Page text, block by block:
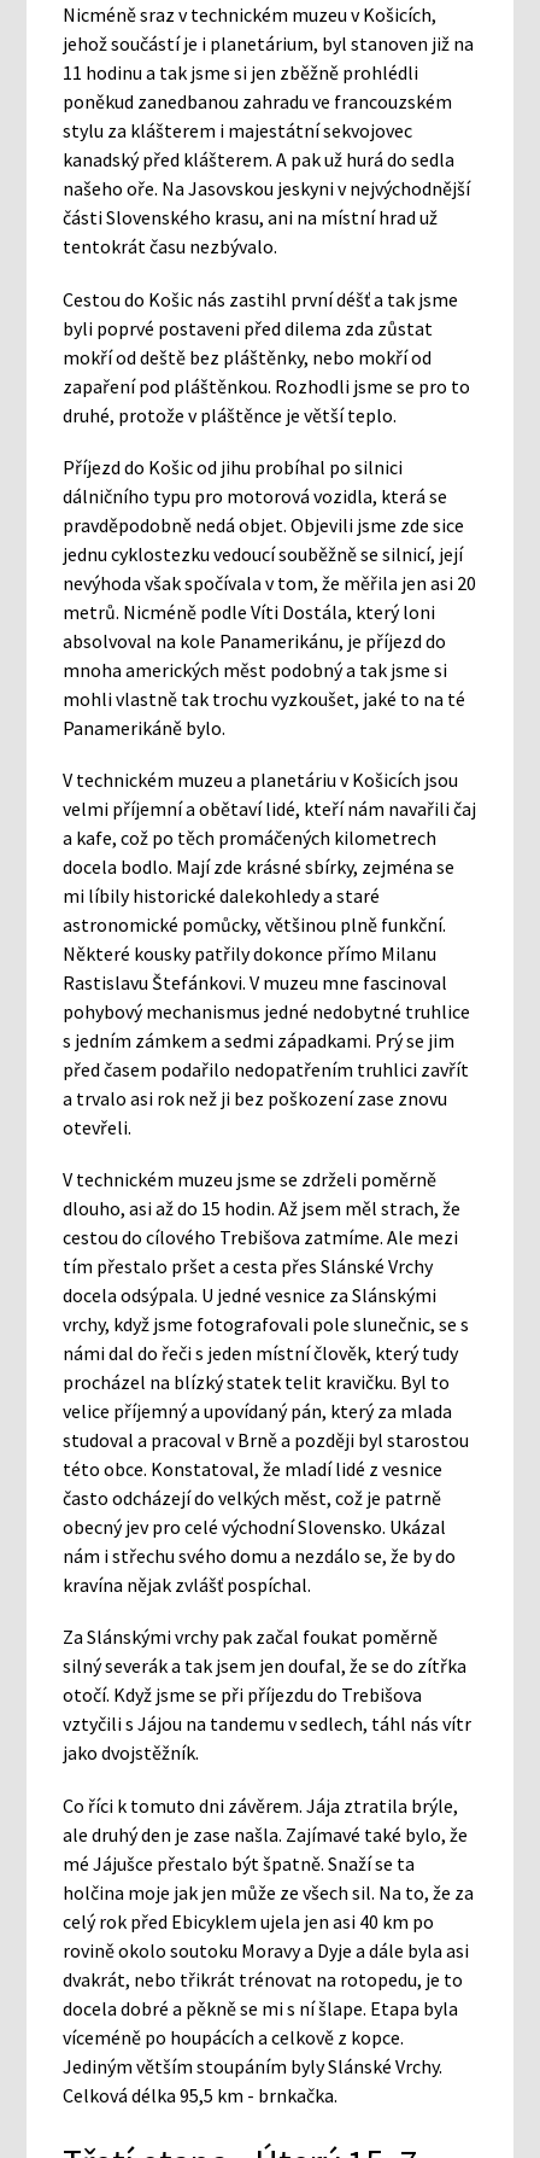
Nicméně sraz v technickém muzeu v Košicích,
jehož součástí je i planetárium, byl stanoven již na
11 hodinu a tak jsme si jen zběžně prohlédli
poněkud zanedbanou zahradu ve francouzském
stylu za klášterem i majestátní sekvojovec
kanadský před klášterem. A pak už hurá do sedla
našeho oře. Na Jasovskou jeskyni v nejvýchodnější
části Slovenského krasu, ani na místní hrad už
tentokrát času nezbývalo.
Cestou do Košic nás zastihl první déšť a tak jsme
byli poprvé postaveni před dilema zda zůstat
mokří od deště bez pláštěnky, nebo mokří od
zapaření pod pláštěnkou. Rozhodli jsme se pro to
druhé, protože v pláštěnce je větší teplo.
Příjezd do Košic od jihu probíhal po silnici
dálničního typu pro motorová vozidla, která se
pravděpodobně nedá objet. Objevili jsme zde sice
jednu cyklostezku vedoucí souběžně se silnicí, její
nevýhoda však spočívala v tom, že měřila jen asi 20
metrů. Nicméně podle Víti Dostála, který loni
absolvoval na kole Panamerikánu, je příjezd do
mnoha amerických měst podobný a tak jsme si
mohli vlastně tak trochu vyzkoušet, jaké to na té
Panamerikáně bylo.
V technickém muzeu a planetáriu v Košicích jsou
velmi příjemní a obětaví lidé, kteří nám navařili čaj
a kafe, což po těch promáčených kilometrech
docela bodlo. Mají zde krásné sbírky, zejména se
mi líbily historické dalekohledy a staré
astronomické pomůcky, většinou plně funkční.
Některé kousky patřily dokonce přímo Milanu
Rastislavu Štefánkovi. V muzeu mne fascinoval
pohybový mechanismus jedné nedobytné truhlice
s jedním zámkem a sedmi západkami. Prý se jim
před časem podařilo nedopatřením truhlici zavřít
a trvalo asi rok než ji bez poškození zase znovu
otevřeli.
V technickém muzeu jsme se zdrželi poměrně
dlouho, asi až do 15 hodin. Až jsem měl strach, že
cestou do cílového Trebišova zatmíme. Ale mezi
tím přestalo pršet a cesta přes Slánské Vrchy
docela odsýpala. U jedné vesnice za Slánskými
vrchy, když jsme fotografovali pole slunečnic, se s
námi dal do řeči s jeden místní člověk, který tudy
procházel na blízký statek telit kravičku. Byl to
velice příjemný a upovídaný pán, který za mlada
studoval a pracoval v Brně a později byl starostou
této obce. Konstatoval, že mladí lidé z vesnice
často odcházejí do velkých měst, což je patrně
obecný jev pro celé východní Slovensko. Ukázal
nám i střechu svého domu a nezdálo se, že by do
kravína nějak zvlášť pospíchal.
Za Slánskými vrchy pak začal foukat poměrně
silný severák a tak jsem jen doufal, že se do zítřka
otočí. Když jsme se při příjezdu do Trebišova
vztyčili s Jájou na tandemu v sedlech, táhl nás vítr
jako dvojstěžník.
Co říci k tomuto dni závěrem. Jája ztratila brýle,
ale druhý den je zase našla. Zajímavé také bylo, že
mé Jájušce přestalo být špatně. Snaží se ta
holčina moje jak jen může ze všech sil. Na to, že za
celý rok před Ebicyklem ujela jen asi 40 km po
rovině okolo soutoku Moravy a Dyje a dále byla asi
dvakrát, nebo třikrát trénovat na rotopedu, je to
docela dobré a pěkně se mi s ní šlape. Etapa byla
víceméně po houpácích a celkově z kopce.
Jediným větším stoupáním byly Slánské Vrchy.
Celková délka 95,5 km - brnkačka.